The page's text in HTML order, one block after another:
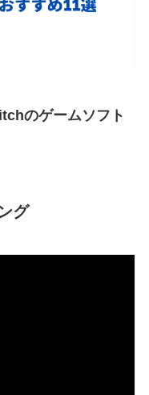
のゲームソフト
グ